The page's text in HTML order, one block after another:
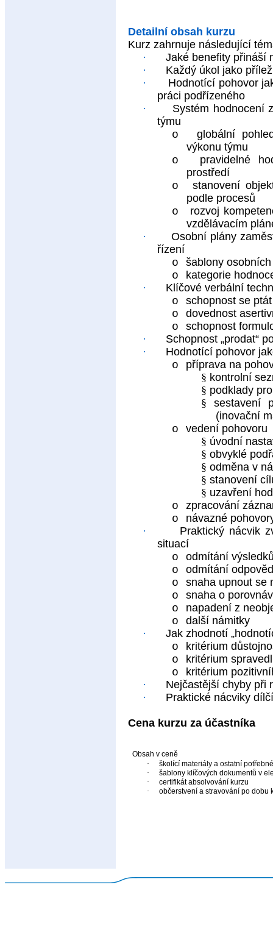
Detailní obsah kurzu
Kurz zahrnuje následující
·
Jaké benefity přináší
·
Každý úkol jako
·
Hodnotící pohovor
práci podřízeného
·
Systém hodnocení
týmu
o
globální
výkonu týmu
o
pravidelné
prostředí
o
stanovení
podle procesů
o
rozvoj
vzdělávacím
·
Osobní plány
řízení
o
šablony
o
kategorie
·
Klíčové verbální
o
schopnost se ptát
o
dovednost
o
schopnost
·
Schopnost „prodat“
·
Hodnotící pohovor
o
příprava na
§ kontrolní
§ podklady
§sestavení
(inovační
o
vedení pohovoru
§ úvodní
§ obvyklé
§ odměna v
§ stanovení
§ uzavření
o
zpracování
o
návazné
·
Praktický nácvik
situací
o
odmítání
o
odmítání
o
snaha upnout se
o
snaha o
o
napadení z
o
další námitky
·
Jak zhodnotí
o
kritérium
o
kritérium
o
kritérium
·
Nejčastější chyby při
·
Praktické nácviky
Cena kurzu za účastníka
Obsah v ceně
·
školící materiály a ostatní
·
šablony klíčových dokumentů v
·
certifikát absolvování kurzu
·
občerstvení a stravování po dobu